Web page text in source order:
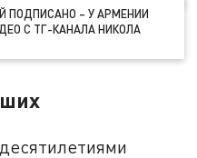
ПОДПИСАНО – У АРМЕНИИ
С ТГ-КАНАЛА НИКОЛА